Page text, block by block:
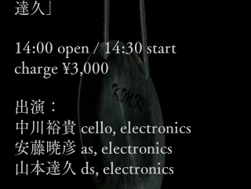
達久」
14:00 open / 14:30 start
charge ¥3,000
出演：
中川裕貴 cello, electronics
安藤暁彦 as, electronics
山本達久 ds, electronics